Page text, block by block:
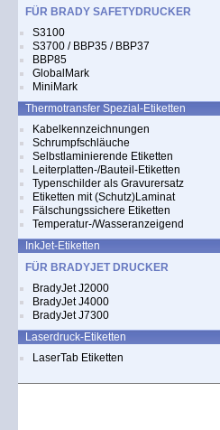
FÜR BRADY SAFETYDRUCKER
S3100
S3700 / BBP35 / BBP37
BBP85
GlobalMark
MiniMark
Thermotransfer Spezial-Etiketten
Kabelkennzeichnungen
Schrumpfschläuche
Selbstlaminierende Etiketten
Leiterplatten-/Bauteil-Etiketten
Typenschilder als Gravurersatz
Etiketten mit (Schutz)Laminat
Fälschungssichere Etiketten
Temperatur-/Wasseranzeigend
InkJet-Etiketten
FÜR BRADYJET DRUCKER
BradyJet J2000
BradyJet J4000
BradyJet J7300
Laserdruck-Etiketten
LaserTab Etiketten